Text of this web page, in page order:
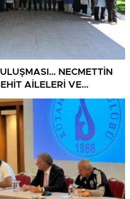
NECMETTİN
AİLELERİ VE